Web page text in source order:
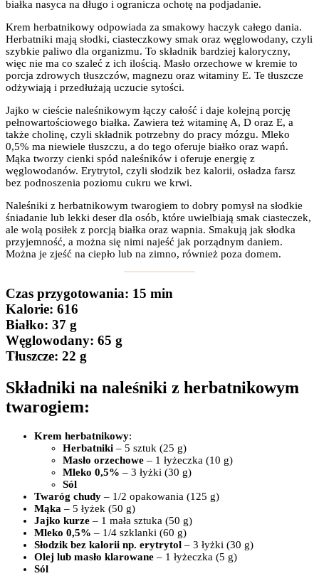
białka nasyca na długo i ogranicza ochotę na podjadanie.
Krem herbatnikowy odpowiada za smakowy haczyk całego dania.
Herbatniki mają słodki, ciasteczkowy smak oraz węglowodany, czyli
szybkie paliwo dla organizmu. To składnik bardziej kaloryczny,
więc nie ma co szaleć z ich ilością. Masło orzechowe w kremie to
porcja zdrowych tłuszczów, magnezu oraz witaminy E. Te tłuszcze
odżywiają i przedłużają uczucie sytości.
Jajko w cieście naleśnikowym łączy całość i daje kolejną porcję
pełnowartościowego białka. Zawiera też witaminę A, D oraz E, a
także cholinę, czyli składnik potrzebny do pracy mózgu. Mleko
0,5% ma niewiele tłuszczu, a do tego oferuje białko oraz wapń.
Mąka tworzy cienki spód naleśników i oferuje energię z
węglowodanów. Erytrytol, czyli słodzik bez kalorii, osładza farsz
bez podnoszenia poziomu cukru we krwi.
Naleśniki z herbatnikowym twarogiem to dobry pomysł na słodkie
śniadanie lub lekki deser dla osób, które uwielbiają smak ciasteczek,
ale wolą posiłek z porcją białka oraz wapnia. Smakują jak słodka
przyjemność, a można się nimi najeść jak porządnym daniem.
Można je zjeść na ciepło lub na zimno, również poza domem.
Czas przygotowania: 15 min
Kalorie: 616
Białko: 37 g
Węglowodany: 65 g
Tłuszcze: 22 g
Składniki na naleśniki z herbatnikowym
twarogiem:
Krem herbatnikowy:
Herbatniki – 5 sztuk (25 g)
Masło orzechowe – 1 łyżeczka (10 g)
Mleko 0,5% – 3 łyżki (30 g)
Sól
Twaróg chudy – 1/2 opakowania (125 g)
Mąka – 5 łyżek (50 g)
Jajko kurze – 1 mała sztuka (50 g)
Mleko 0,5% – 1/4 szklanki (60 g)
Słodzik bez kalorii np. erytrytol – 3 łyżki (30 g)
Olej lub masło klarowane – 1 łyżeczka (5 g)
Sól